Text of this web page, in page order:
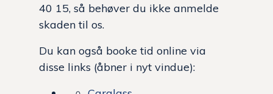
40 15, så behøver du ikke anmelde
skaden til os.
Du kan også booke tid online via
disse links (åbner i nyt vindue):